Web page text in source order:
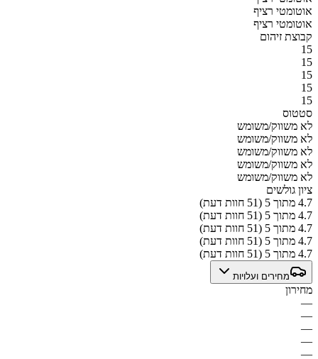
אוטומטי רציף
אוטומטי רציף
קבוצת זיהום
15
15
15
15
15
סטטוס
לא משווק/משומש
לא משווק/משומש
לא משווק/משומש
לא משווק/משומש
לא משווק/משומש
ציון גולשים
4.7 מתוך 5 (51 חוות דעת)
4.7 מתוך 5 (51 חוות דעת)
4.7 מתוך 5 (51 חוות דעת)
4.7 מתוך 5 (51 חוות דעת)
4.7 מתוך 5 (51 חוות דעת)
מחירים ועלויות
מחירון
—
—
—
—
—